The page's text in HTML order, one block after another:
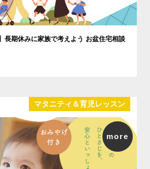
長期休みに家族で考えよう お盆住宅相談
マタニティ＆育児レッスン
more